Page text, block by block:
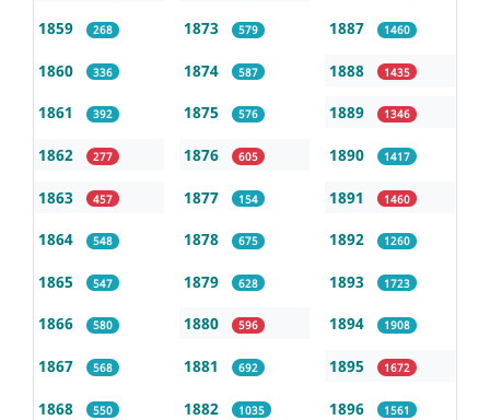
1859 268
1860 336
1861 392
1862 277
1863 457
1864 548
1865 547
1866 580
1867 568
1868 550
1873 579
1874 587
1875 576
1876 605
1877 154
1878 675
1879 628
1880 596
1881 692
1882 1035
1887 1460
1888 1435
1889 1346
1890 1417
1891 1460
1892 1260
1893 1723
1894 1908
1895 1672
1896 1561